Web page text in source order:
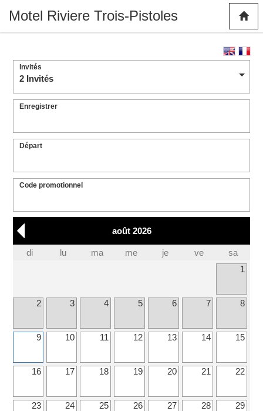
Motel Riviere Trois-Pistoles
Invités
2 Invités
Enregistrer
Départ
Code promotionnel
août 2026
di lu ma me je ve
sa
1
2 3 4 5 6 7 8
9 10 11 12 13 14 15
16 17 18 19 20 21 22
23 24 25 26 27 28 29